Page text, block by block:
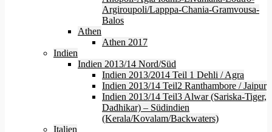
Argiroupoli/Lapppa-Chania-Gramvousa-
Balos
Athen
Athen 2017
Indien
Indien 2013/14 Nord/Süd
Indien 2013/2014 Teil 1 Dehli / Agra
Indien 2013/14 Teil2 Ranthambore / Jaipur
Indien 2013/14 Teil3 Alwar (Sariska-Tiger,
Dadhikar) – Südindien
(Kerala/Kovalam/Backwaters)
Italien